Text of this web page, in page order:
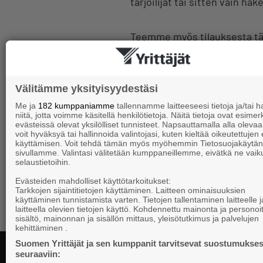
Teemme myös tilauksesta
Yhteystiedot
Katariinantori 4
53100 Lappeenranta
puh. 040 702 4608, (05) 415
Välitämme yksityisyydestäsi
Me ja 182 kumppaniamme tallennamme laitteeseesi tietoja ja/tai
niitä, jotta voimme käsitellä henkilötietoja. Näitä tietoja ovat
evästeissä olevat yksilölliset tunnisteet. Napsauttamalla alla
voit hyväksyä tai hallinnoida valintojasi, kuten kieltää oikeutettujen
käyttämisen. Voit tehdä tämän myös myöhemmin
sivullamme. Valintasi välitetään kumppaneillemme, eivätkä ne
selaustietoihin.
Evästeiden mahdolliset käyttötarkoitukset:
Tarkkojen sijaintitietojen käyttäminen. Laitteen ominaisuuksien
käyttäminen tunnistamista varten. Tietojen tallentaminen laitteelle
laitteella olevien tietojen käyttö. Kohdennettu mainonta ja
sisältö, mainonnan ja sisällön mittaus, yleisötutkimus ja palvelujen
kehittäminen .
Suomen Yrittäjät ja sen kumppanit tarvitsevat
seuraaviin: